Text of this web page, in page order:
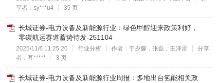
享者：sy***u4
35 页
长城证券-电力设备及新能源行业：绿色甲醇迎来政策利好，
零碳航运赛道蓄势待发-251104
2025/11/6 11:25:20 行业分析 作者：于夕朦，张磊，王泽雷
分享
者：耳*****
3 页
长城证券-电力设备及新能源行业周报：多地出台氢能相关政